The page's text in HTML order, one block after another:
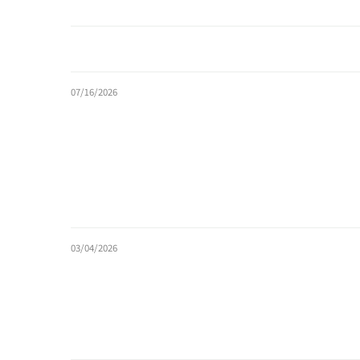
07/16/2026
03/04/2026